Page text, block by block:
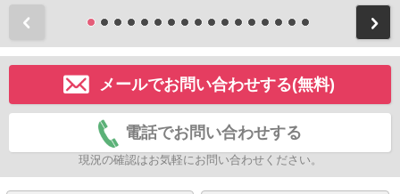
メールでお問い合わせする(無料)
電話でお問い合わせする
現況の確認はお気軽にお問い合わせください。